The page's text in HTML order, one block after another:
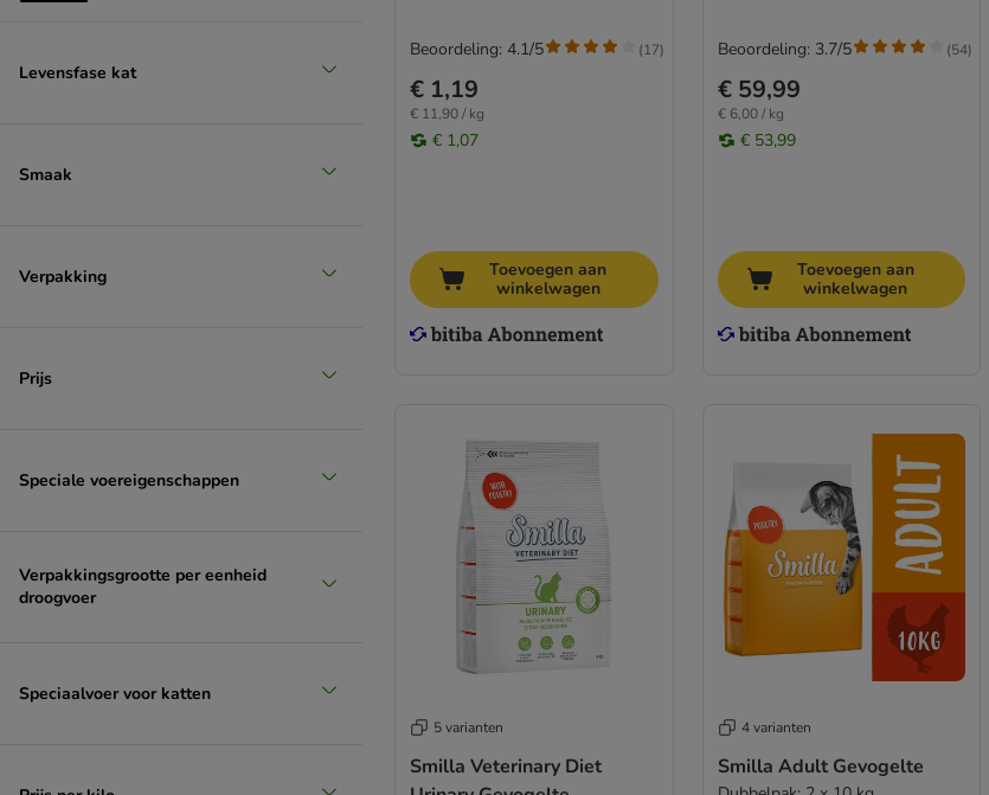
(1)
Levensfase kat
Smaak
Verpakking
Prijs
Speciale voereigenschappen
Verpakkingsgrootte per eenheid
droogvoer
Speciaalvoer voor katten
€ 1,19
€ 11,90 / kg
€ 1,07
Beoordeling: 4.1/5 (17)
Toevoegen aan
winkelwagen
€ 59,99
€ 6,00 / kg
€ 53,99
Beoordeling: 3.7/5 (54)
Toevoegen aan
winkelwagen
5 varianten
Smilla Veterinary Diet
4 varianten
Smilla Adult Gevogelte